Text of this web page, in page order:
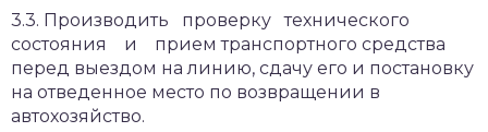
3.3. Производить проверку технического
состояния и прием транспортного средства
перед выездом на линию, сдачу его и постановку
на отведенное место по возвращении в
автохозяйство.